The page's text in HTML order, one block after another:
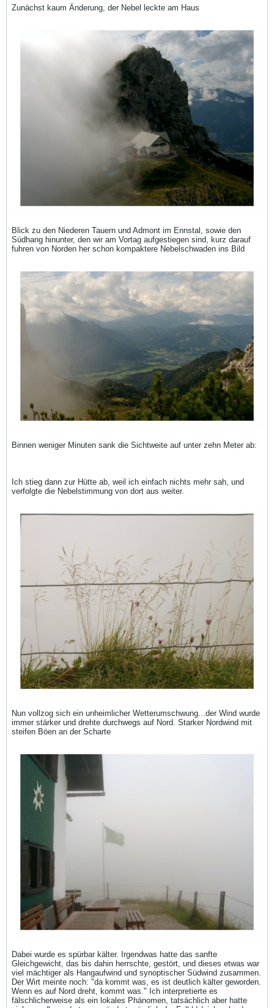
Zunächst kaum Änderung, der Nebel leckte am Haus
Blick zu den Niederen Tauern und Admont im Ennstal, sowie den
Südhang hinunter, den wir am Vortag aufgestiegen sind, kurz darauf
fuhren von Norden her schon kompaktere Nebelschwaden ins Bild
Binnen weniger Minuten sank die Sichtweite auf unter zehn Meter ab:
Ich stieg dann zur Hütte ab, weil ich einfach nichts mehr sah, und
verfolgte die Nebelstimmung von dort aus weiter.
Nun vollzog sich ein unheimlicher Wetterumschwung...der Wind wurde
immer stärker und drehte durchwegs auf Nord. Starker Nordwind mit
steifen Böen an der Scharte
Dabei wurde es spürbar kälter. Irgendwas hatte das sanfte
Gleichgewicht, das bis dahin herrschte, gestört, und dieses etwas war
viel mächtiger als Hangaufwind und synoptischer Südwind zusammen.
Der Wirt meinte noch: "da kommt was, es ist deutlich kälter geworden.
Wenn es auf Nord dreht, kommt was." Ich interpretierte es
fälschlicherweise als ein lokales Phänomen, tatsächlich aber hatte